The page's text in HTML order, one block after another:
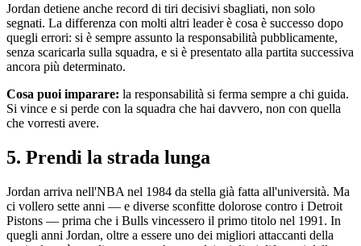
Jordan detiene anche record di tiri decisivi sbagliati, non solo
segnati. La differenza con molti altri leader è cosa è successo dopo
quegli errori: si è sempre assunto la responsabilità pubblicamente,
senza scaricarla sulla squadra, e si è presentato alla partita successiva
ancora più determinato.
Cosa puoi imparare: la responsabilità si ferma sempre a chi guida.
Si vince e si perde con la squadra che hai davvero, non con quella
che vorresti avere.
5. Prendi la strada lunga
Jordan arriva nell'NBA nel 1984 da stella già fatta all'università. Ma
ci vollero sette anni — e diverse sconfitte dolorose contro i Detroit
Pistons — prima che i Bulls vincessero il primo titolo nel 1991. In
quegli anni Jordan, oltre a essere uno dei migliori attaccanti della